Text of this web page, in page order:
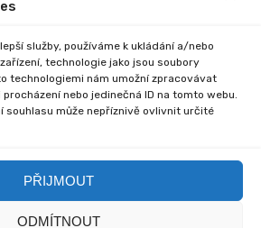
služby, používáme k ukládání a/nebo
technologie jako jsou soubory
technologiemi nám umožní zpracovávat
nebo jedinečná ID na tomto webu.
souhlasu může nepříznivě ovlivnit určité
PŘIJMOUT
ODMÍTNOUT